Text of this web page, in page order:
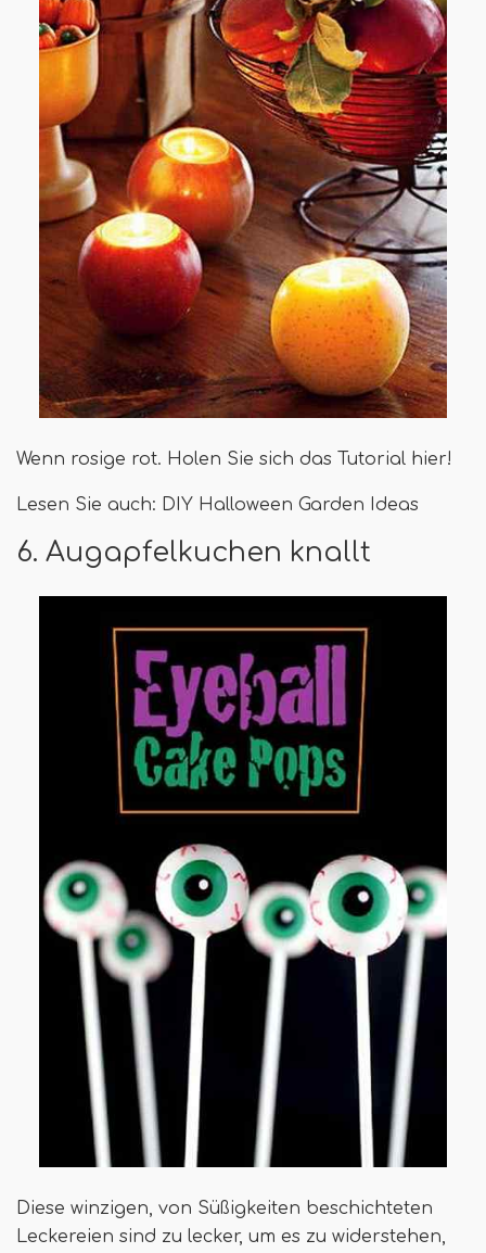
Wenn rosige rot. Holen Sie sich das Tutorial hier!
Lesen Sie auch: DIY Halloween Garden Ideas
6. Augapfelkuchen knallt
Diese winzigen, von Süßigkeiten beschichteten
Leckereien sind zu lecker, um es zu widerstehen,